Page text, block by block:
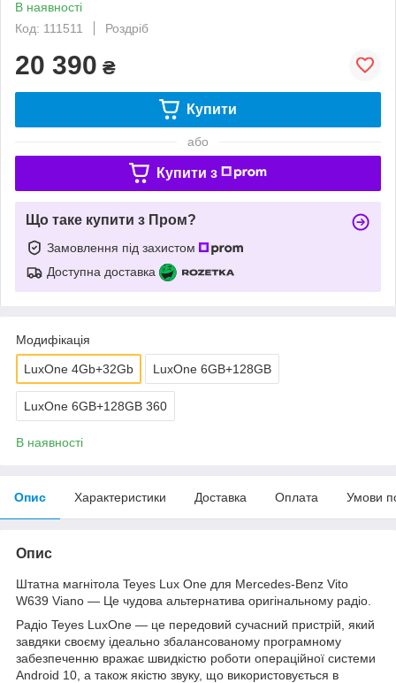
В наявності
Код: 111511
Роздріб
20 390 ₴
Купити
або
Купити з
Що таке купити з Пром?
Замовлення під захистом
Доступна доставка
Модифікація
LuxOne 4Gb+32Gb LuxOne 6GB+128GB
LuxOne 6GB+128GB 360
В наявності
Опис Характеристики Доставка Оплата Умови
Опис
Штатна магнітола Teyes Lux One для Mercedes-Benz Vito
W639 Viano — Це чудова альтернатива оригінальному радіо.
Радіо Teyes LuxOne — це передовий сучасний пристрій, який
завдяки своєму ідеально збалансованому програмному
забезпеченню вражає швидкістю роботи операційної системи
Android 10, а також якістю звуку, що використовується в